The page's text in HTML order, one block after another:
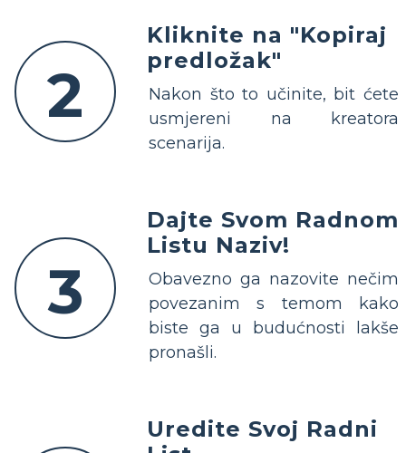
2
Kliknite na "Kopiraj
predložak"
Nakon što to učinite, bit ćete
usmjereni na kreatora
scenarija.
3
Dajte Svom Radnom
Listu Naziv!
Obavezno ga nazovite nečim
povezanim s temom kako
biste ga u budućnosti lakše
pronašli.
Uredite Svoj Radni